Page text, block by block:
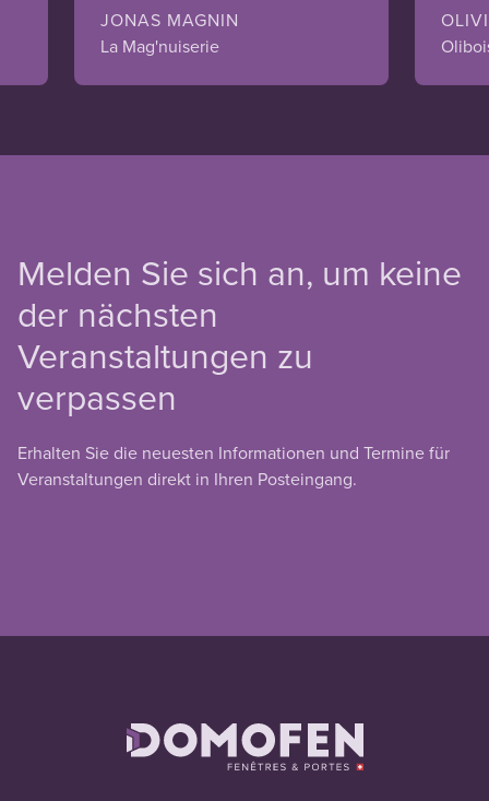
JONAS MAGNIN
La Mag'nuiserie
Melden Sie sich an, um keine
der nächsten
Veranstaltungen zu
verpassen
Erhalten Sie die neuesten Informationen und Termine für
Veranstaltungen direkt in Ihren Posteingang.